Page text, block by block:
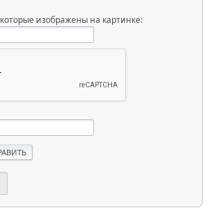
изображены на картинке: